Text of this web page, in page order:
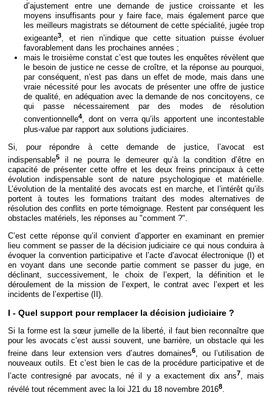
d’ajustement entre une demande de justice croissante et les
moyens insuffisants pour y faire face, mais également parce que
les meilleurs magistrats se détournent de cette spécialité, jugée trop
exigeante3, et rien n’indique que cette situation puisse évoluer
favorablement dans les prochaines années ;
mais le troisième constat c’est que toutes les enquêtes révèlent que
le besoin de justice ne cesse de croître, et la réponse au pourquoi,
par conséquent, n’est pas dans un effet de mode, mais dans une
vraie nécessité pour les avocats de présenter une offre de justice
de qualité, en adéquation avec la demande de nos concitoyens, ce
qui passe nécessairement par des modes de résolution
conventionnelle4, dont on verra qu’ils apportent une incontestable
plus-value par rapport aux solutions judiciaires.
Si, pour répondre à cette demande de justice, l’avocat est
indispensable5
il ne pourra le demeurer qu’à la condition d’être en
capacité de présenter cette offre et les deux freins principaux à cette
évolution indispensable sont de nature psychologique et matérielle.
L’évolution de la mentalité des avocats est en marche, et l’intérêt qu’ils
portent à toutes les formations traitant des modes alternatives de
résolution des conflits en porte témoignage. Restent par conséquent les
obstacles matériels, les réponses au "comment ?".
C’est cette réponse qu’il convient d’apporter en examinant en premier
lieu comment se passer de la décision judiciaire ce qui nous conduira à
évoquer la convention participative et l’acte d’avocat électronique (I) et
en voyant dans une seconde partie comment se passer du juge, en
déclinant, successivement, le choix de l’expert, la définition et le
déroulement de la mission de l’expert, le contrat avec l’expert et les
incidents de l’expertise (II).
I - Quel support pour remplacer la décision judiciaire ?
Si la forme est la sœur jumelle de la liberté, il faut bien reconnaître que
pour les avocats c’est aussi souvent, une barrière, un obstacle qui les
freine dans leur extension vers d’autres domaines6, ou l’utilisation de
nouveaux outils. Et c’est bien le cas de la procédure participative et de
l’acte contresigné par avocats, né il y a exactement dix ans7, mais
révélé tout récemment avec la loi J21 du 18 novembre 20168